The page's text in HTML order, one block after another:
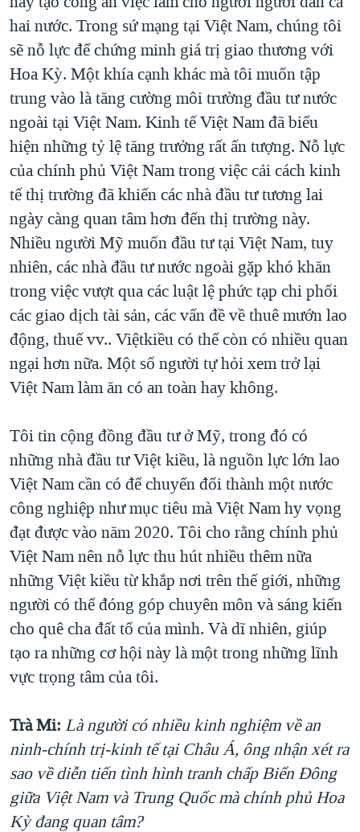
hai nước. Trong sứ mạng tại Việt Nam, chúng tôi
sẽ nỗ lực để chứng minh giá trị giao thương với
Hoa Kỳ. Một khía cạnh khác mà tôi muốn tập
trung vào là tăng cường môi trường đầu tư nước
ngoài tại Việt Nam. Kinh tế Việt Nam đã biểu
hiện những tỷ lệ tăng trưởng rất ấn tượng. Nỗ lực
của chính phủ Việt Nam trong việc cải cách kinh
tế thị trường đã khiến các nhà đầu tư tương lai
ngày càng quan tâm hơn đến thị trường này.
Nhiều người Mỹ muốn đầu tư tại Việt Nam, tuy
nhiên, các nhà đầu tư nước ngoài gặp khó khăn
trong việc vượt qua các luật lệ phức tạp chi phối
các giao dịch tài sản, các vấn đề về thuê mướn lao
động, thuế vv.. Việtkiều có thể còn có nhiều quan
ngại hơn nữa. Một số người tự hỏi xem trở lại
Việt Nam làm ăn có an toàn hay không.
Tôi tin cộng đồng đầu tư ở Mỹ, trong đó có
những nhà đầu tư Việt kiều, là nguồn lực lớn lao
Việt Nam cần có để chuyển đổi thành một nước
công nghiệp như mục tiêu mà Việt Nam hy vọng
đạt được vào năm 2020. Tôi cho rằng chính phủ
Việt Nam nên nỗ lực thu hút nhiều thêm nữa
những Việt kiều từ khắp nơi trên thế giới, những
người có thể đóng góp chuyên môn và sáng kiến
cho quê cha đất tổ của mình. Và dĩ nhiên, giúp
tạo ra những cơ hội này là một trong những lĩnh
vực trọng tâm của tôi.
Trà Mi: Là người có nhiều kinh nghiệm về an
ninh-chính trị-kinh tế tại Châu Á, ông nhận xét ra
sao về diễn tiến tình hình tranh chấp Biển Đông
giữa Việt Nam và Trung Quốc mà chính phủ Hoa
Kỳ đang quan tâm?